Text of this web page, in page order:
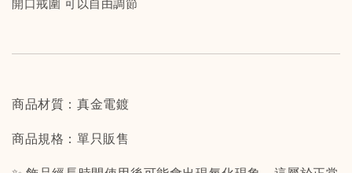
開口戒圍 可以自由調節
商品材質：真金電鍍
商品規格：單只販售